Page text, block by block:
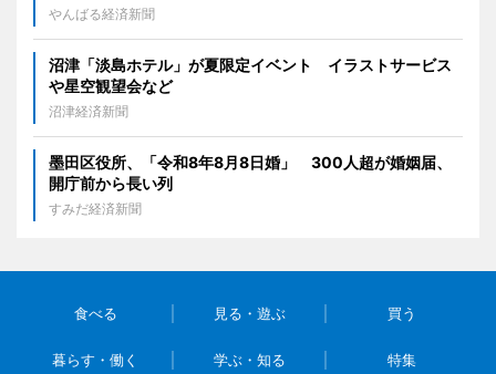
やんばる経済新聞
沼津「淡島ホテル」が夏限定イベント イラストサービス
や星空観望会など
沼津経済新聞
墨田区役所、「令和8年8月8日婚」 300人超が婚姻届、
開庁前から長い列
すみだ経済新聞
食べる 見る・遊ぶ 買う
暮らす・働く 学ぶ・知る 特集